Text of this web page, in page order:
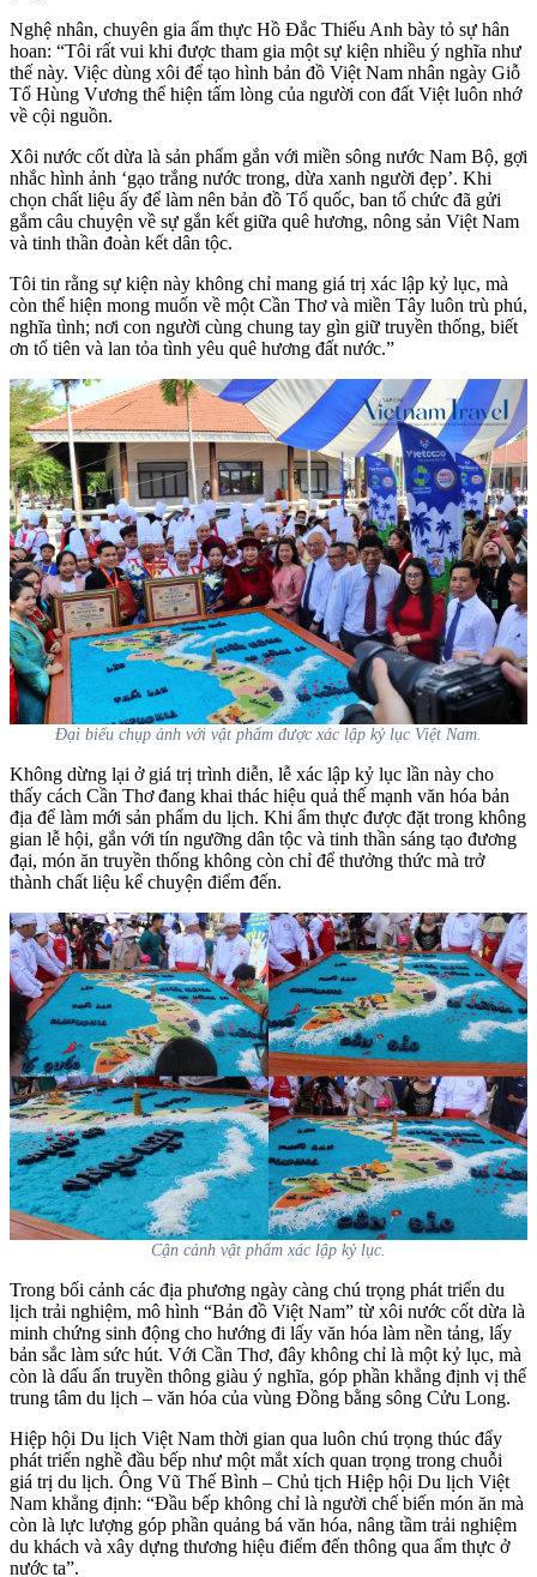
Nghệ nhân, chuyên gia ẩm thực Hồ Đắc Thiếu Anh bày tỏ sự hân
hoan: “Tôi rất vui khi được tham gia một sự kiện nhiều ý nghĩa như
thế này. Việc dùng xôi để tạo hình bản đồ Việt Nam nhân ngày Giỗ
Tổ Hùng Vương thể hiện tấm lòng của người con đất Việt luôn nhớ
về cội nguồn.
Xôi nước cốt dừa là sản phẩm gắn với miền sông nước Nam Bộ, gợi
nhắc hình ảnh ‘gạo trắng nước trong, dừa xanh người đẹp’. Khi
chọn chất liệu ấy để làm nên bản đồ Tổ quốc, ban tổ chức đã gửi
gắm câu chuyện về sự gắn kết giữa quê hương, nông sản Việt Nam
và tinh thần đoàn kết dân tộc.
Tôi tin rằng sự kiện này không chỉ mang giá trị xác lập kỷ lục, mà
còn thể hiện mong muốn về một Cần Thơ và miền Tây luôn trù phú,
nghĩa tình; nơi con người cùng chung tay gìn giữ truyền thống, biết
ơn tổ tiên và lan tỏa tình yêu quê hương đất nước.”
Đại biểu chụp ảnh với vật phẩm được xác lập kỷ lục Việt Nam.
Không dừng lại ở giá trị trình diễn, lễ xác lập kỷ lục lần này cho
thấy cách Cần Thơ đang khai thác hiệu quả thế mạnh văn hóa bản
địa để làm mới sản phẩm du lịch. Khi ẩm thực được đặt trong không
gian lễ hội, gắn với tín ngưỡng dân tộc và tinh thần sáng tạo đương
đại, món ăn truyền thống không còn chỉ để thưởng thức mà trở
thành chất liệu kể chuyện điểm đến.
Cận cảnh vật phẩm xác lập kỷ lục.
Trong bối cảnh các địa phương ngày càng chú trọng phát triển du
lịch trải nghiệm, mô hình “Bản đồ Việt Nam” từ xôi nước cốt dừa là
minh chứng sinh động cho hướng đi lấy văn hóa làm nền tảng, lấy
bản sắc làm sức hút. Với Cần Thơ, đây không chỉ là một kỷ lục, mà
còn là dấu ấn truyền thông giàu ý nghĩa, góp phần khẳng định vị thế
trung tâm du lịch – văn hóa của vùng Đồng bằng sông Cửu Long.
Hiệp hội Du lịch Việt Nam thời gian qua luôn chú trọng thúc đẩy
phát triển nghề đầu bếp như một mắt xích quan trọng trong chuỗi
giá trị du lịch. Ông Vũ Thế Bình – Chủ tịch Hiệp hội Du lịch Việt
Nam khẳng định: “Đầu bếp không chỉ là người chế biến món ăn mà
còn là lực lượng góp phần quảng bá văn hóa, nâng tầm trải nghiệm
du khách và xây dựng thương hiệu điểm đến thông qua ẩm thực ở
nước ta”.